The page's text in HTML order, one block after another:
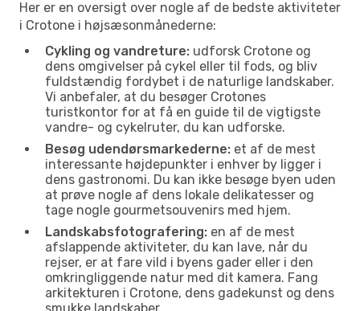
Her er en oversigt over nogle af de bedste aktiviteter
i Crotone i højsæsonmånederne:
Cykling og vandreture: udforsk Crotone og
dens omgivelser på cykel eller til fods, og bliv
fuldstændig fordybet i de naturlige landskaber.
Vi anbefaler, at du besøger Crotones
turistkontor for at få en guide til de vigtigste
vandre- og cykelruter, du kan udforske.
Besøg udendørsmarkederne: et af de mest
interessante højdepunkter i enhver by ligger i
dens gastronomi. Du kan ikke besøge byen uden
at prøve nogle af dens lokale delikatesser og
tage nogle gourmetsouvenirs med hjem.
Landskabsfotografering: en af de mest
afslappende aktiviteter, du kan lave, når du
rejser, er at fare vild i byens gader eller i den
omkringliggende natur med dit kamera. Fang
arkitekturen i Crotone, dens gadekunst og dens